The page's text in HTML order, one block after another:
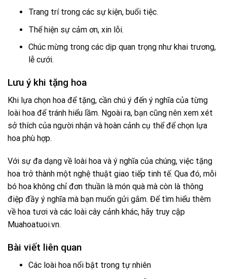
Trang trí trong các sự kiện, buổi tiệc.
Thể hiện sự cảm ơn, xin lỗi.
Chúc mừng trong các dịp quan trọng như khai trương,
lễ cưới.
Lưu ý khi tặng hoa
Khi lựa chọn hoa để tặng, cần chú ý đến ý nghĩa của từng
loài hoa để tránh hiểu lầm. Ngoài ra, bạn cũng nên xem xét
sở thích của người nhận và hoàn cảnh cụ thể để chọn lựa
hoa phù hợp.
Với sự đa dạng về loài hoa và ý nghĩa của chúng, việc tặng
hoa trở thành một nghệ thuật giao tiếp tinh tế. Qua đó, mỗi
bó hoa không chỉ đơn thuần là món quà mà còn là thông
điệp đầy ý nghĩa mà bạn muốn gửi gắm. Để tìm hiểu thêm
về hoa tươi và các loài cây cảnh khác, hãy truy cập
Muahoatuoi.vn.
Bài viết liên quan
Các loài hoa nổi bật trong tự nhiên